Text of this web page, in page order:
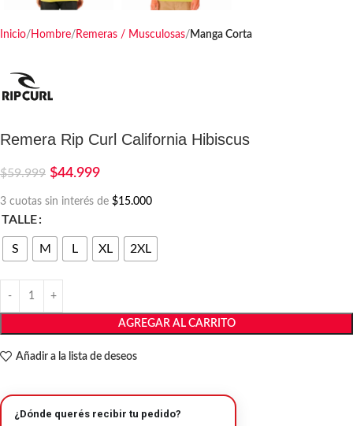
Inicio Hombre Remeras / Musculosas Manga Corta
Remera Rip Curl California Hibiscus
$59.999 $44.999
3 cuotas sin interés de $15.000
TALLE
S M L XL 2XL
AGREGAR AL CARRITO
Añadir a la lista de deseos
¿Dónde querés recibir tu pedido?